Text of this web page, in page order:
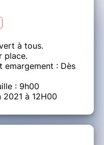
à tous.
place.
emargement : Dès
: 9h00
à 12H00